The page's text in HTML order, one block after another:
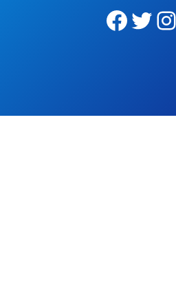
Facebook Twitter Instagram